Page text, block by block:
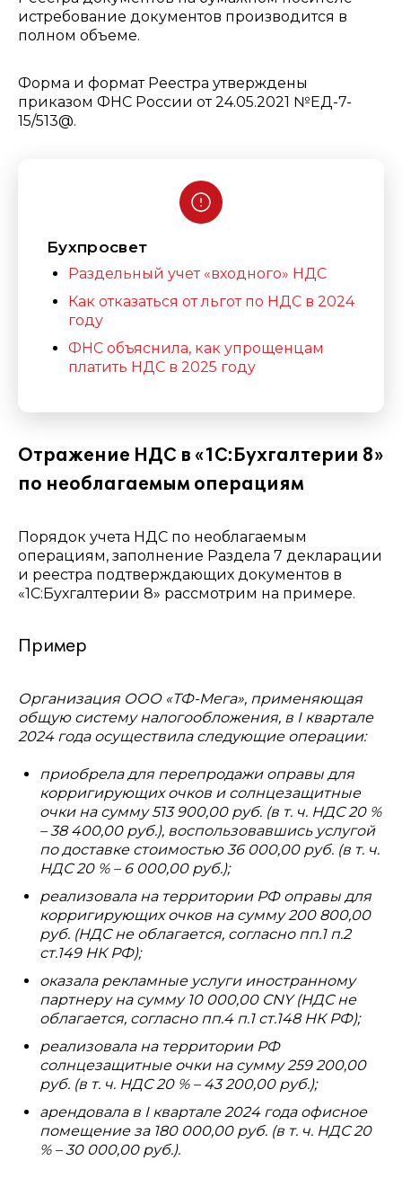
истребование документов производится в
полном объеме.
Форма и формат Реестра утверждены
приказом ФНС России от 24.05.2021 №ЕД-7-
15/513@.
Бухпросвет
Раздельный учет «входного» НДС
Как отказаться от льгот по НДС в 2024
году
ФНС объяснила, как упрощенцам
платить НДС в 2025 году
Отражение НДС в «1С:Бухгалтерии 8»
по необлагаемым операциям
Порядок учета НДС по необлагаемым
операциям, заполнение Раздела 7 декларации
и реестра подтверждающих документов в
«1С:Бухгалтерии 8» рассмотрим на примере.
Пример
Организация ООО «ТФ-Мега», применяющая
общую систему налогообложения, в I квартале
2024 года осуществила следующие операции:
приобрела для перепродажи оправы для
корригирующих очков и солнцезащитные
очки на сумму 513 900,00 руб. (в т. ч. НДС 20 %
– 38 400,00 руб.), воспользовавшись услугой
по доставке стоимостью 36 000,00 руб. (в т. ч.
НДС 20 % – 6 000,00 руб.);
реализовала на территории РФ оправы для
корригирующих очков на сумму 200 800,00
руб. (НДС не облагается, согласно пп.1 п.2
ст.149 НК РФ);
оказала рекламные услуги иностранному
партнеру на сумму 10 000,00 CNY (НДС не
облагается, согласно пп.4 п.1 ст.148 НК РФ);
реализовала на территории РФ
солнцезащитные очки на сумму 259 200,00
руб. (в т. ч. НДС 20 % – 43 200,00 руб.);
арендовала в I квартале 2024 года офисное
помещение за 180 000,00 руб. (в т. ч. НДС 20
% – 30 000,00 руб.).